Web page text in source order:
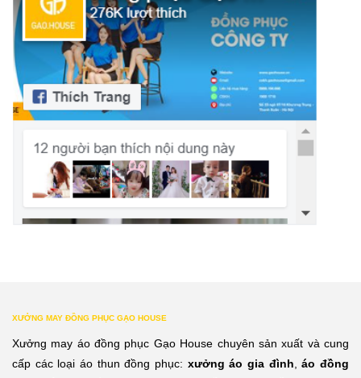
XƯỞNG MAY ĐỒNG PHỤC GẠO HOUSE
Xưởng may áo đồng phục Gạo House chuyên sản xuất và cung
cấp các loại áo thun đồng phục: xưởng áo gia đình ,áo đồng